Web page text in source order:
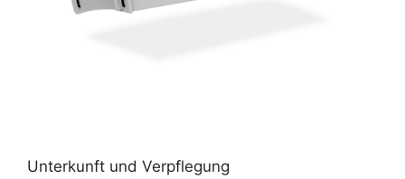
Unterkunft und Verpflegung